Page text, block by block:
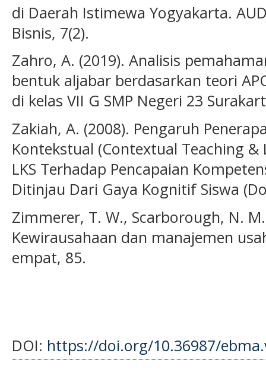
di Daerah Istimewa Yogyakarta.
Bisnis, 7(2).
Zahro, A. (2019). Analisis
bentuk aljabar berdasarkan teori
di kelas VII G SMP Negeri 23
Zakiah, A. (2008). Pengaruh
Kontekstual (Contextual Teaching &
LKS Terhadap Pencapaian
Ditinjau Dari Gaya Kognitif Siswa
Zimmerer, T. W., Scarborough, N.
Kewirausahaan dan manajemen
empat, 85.
DOI: https://doi.org/10.36987/